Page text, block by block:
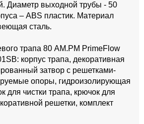
Диаметр выходной трубы - 50
– ABS пластик. Материал
сталь.
трапа 80 AM.PM PrimeFlow
корпус трапа, декоративная
затвор с решетками-
опоры, гидроизолирующая
для чистки трапа, крючок для
решетки, комплект